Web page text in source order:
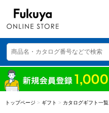
トップページ > ギフト > カタログギフト一覧